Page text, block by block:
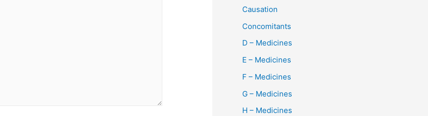
Causation
Concomitants
D – Medicines
E – Medicines
F – Medicines
G – Medicines
H – Medicines